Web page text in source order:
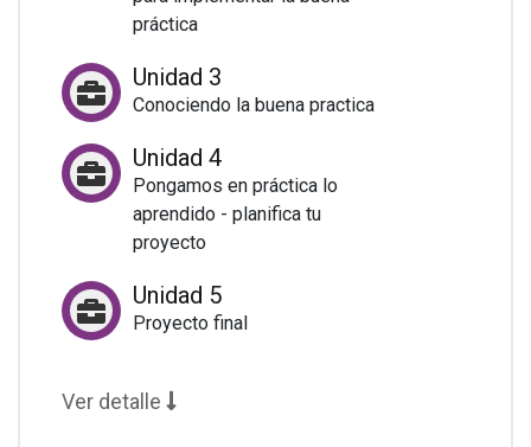
práctica
Unidad 3
Conociendo la buena practica
Unidad 4
Pongamos en práctica lo
aprendido - planifica tu
proyecto
Unidad 5
Proyecto final
Ver detalle